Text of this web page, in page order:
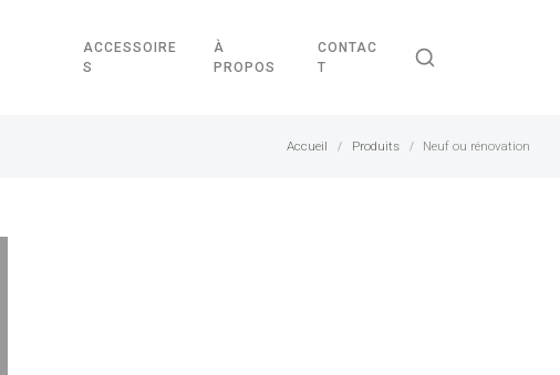
ACCESSOIRE
S
À
PROPOS
CONTAC
T
Accueil / Produits / Neuf ou rénovation